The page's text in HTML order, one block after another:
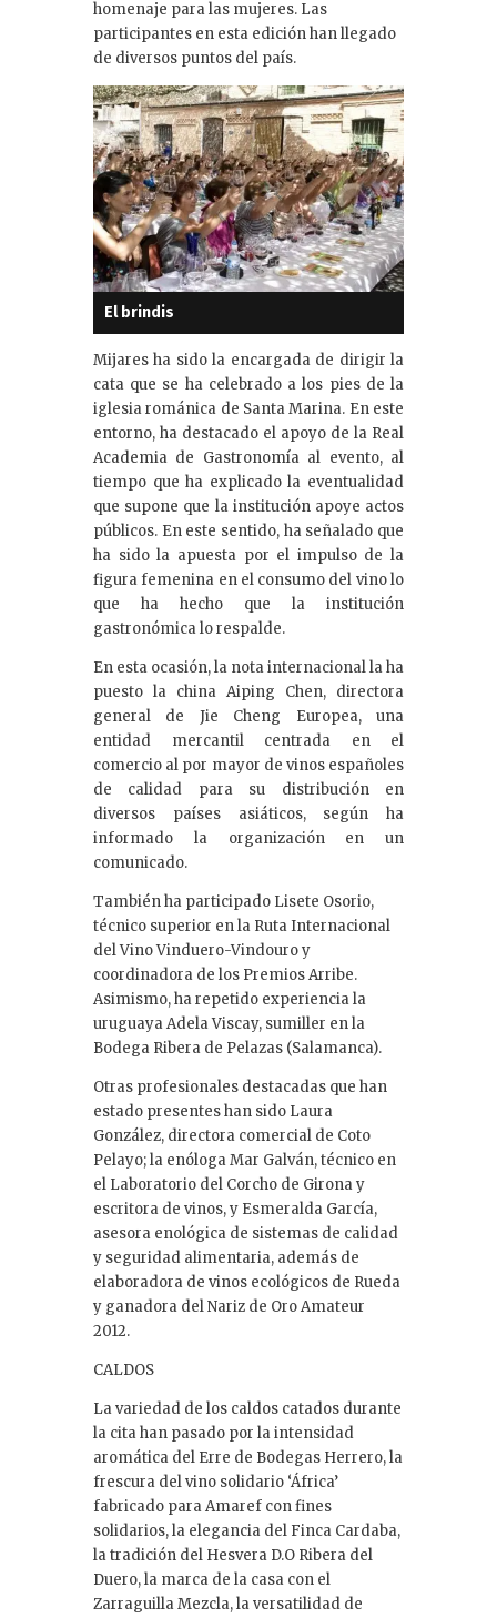
homenaje para las mujeres. Las
participantes en esta edición han llegado
de diversos puntos del país.
El brindis
Mijares ha sido la encargada de dirigir la
cata que se ha celebrado a los pies de la
iglesia románica de Santa Marina. En este
entorno, ha destacado el apoyo de la Real
Academia de Gastronomía al evento, al
tiempo que ha explicado la eventualidad
que supone que la institución apoye actos
públicos. En este sentido, ha señalado que
ha sido la apuesta por el impulso de la
figura femenina en el consumo del vino lo
que ha hecho que la institución
gastronómica lo respalde.
En esta ocasión, la nota internacional la ha
puesto la china Aiping Chen, directora
general de Jie Cheng Europea, una
entidad mercantil centrada en el
comercio al por mayor de vinos españoles
de calidad para su distribución en
diversos países asiáticos, según ha
informado la organización en un
comunicado.
También ha participado Lisete Osorio,
técnico superior en la Ruta Internacional
del Vino Vinduero-Vindouro y
coordinadora de los Premios Arribe.
Asimismo, ha repetido experiencia la
uruguaya Adela Viscay, sumiller en la
Bodega Ribera de Pelazas (Salamanca).
Otras profesionales destacadas que han
estado presentes han sido Laura
González, directora comercial de Coto
Pelayo; la enóloga Mar Galván, técnico en
el Laboratorio del Corcho de Girona y
escritora de vinos, y Esmeralda García,
asesora enológica de sistemas de calidad
y seguridad alimentaria, además de
elaboradora de vinos ecológicos de Rueda
y ganadora del Nariz de Oro Amateur
2012.
CALDOS
La variedad de los caldos catados durante
la cita han pasado por la intensidad
aromática del Erre de Bodegas Herrero, la
frescura del vino solidario ‘África’
fabricado para Amaref con fines
solidarios, la elegancia del Finca Cardaba,
la tradición del Hesvera D.O Ribera del
Duero, la marca de la casa con el
Zarraguilla Mezcla, la versatilidad de